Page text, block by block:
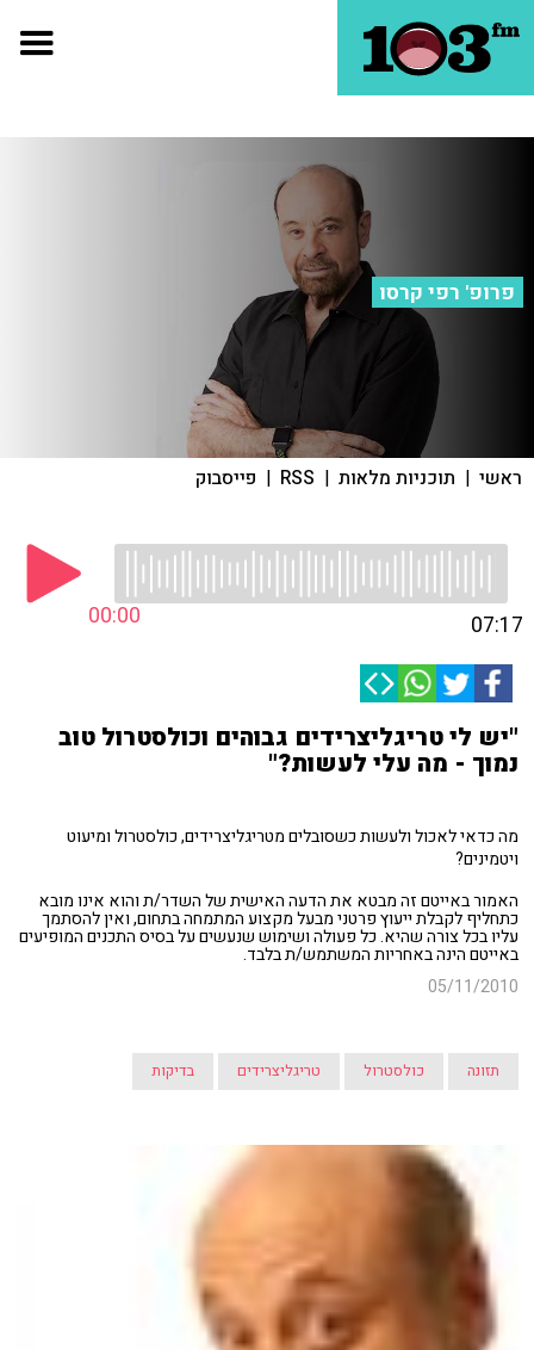
פרופ' רפי קרסו
ראשי | תוכניות מלאות |
RSS
| פייסבוק
00:00 07:17
"יש לי טריגליצרידים גבוהים וכולסטרול טוב
נמוך - מה עלי לעשות?"
מה כדאי לאכול ולעשות כשסובלים מטריגליצרידים, כולסטרול ומיעוט
ויטמינים?
האמור באייטם זה מבטא את הדעה האישית של השדר/ת והוא אינו מובא
כתחליף לקבלת ייעוץ פרטני מבעל מקצוע המתמחה בתחום, ואין להסתמך
עליו בכל צורה שהיא. כל פעולה ושימוש שנעשים על בסיס התכנים המופיעים
באייטם הינה באחריות המשתמש/ת בלבד.
05/11/2010
תזונה כולסטרול טריגליצרידים בדיקות